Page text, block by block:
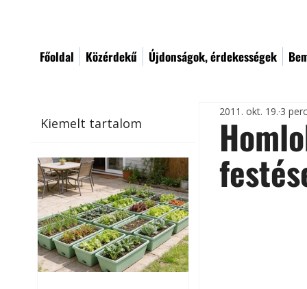
Főoldal Közérdekű Újdonságok, érdekességek
Kiemelt tartalom
2011. okt. 19. 3